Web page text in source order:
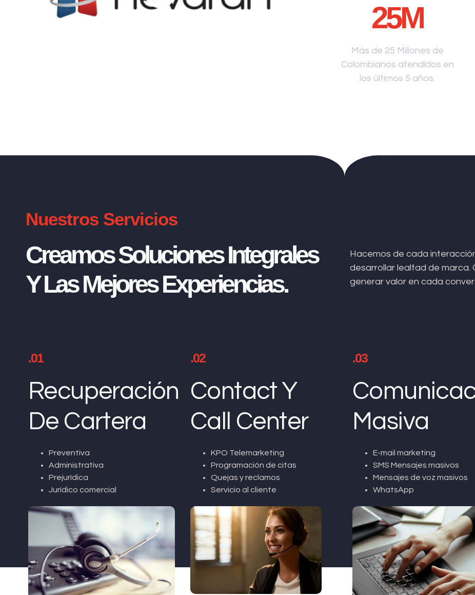
25M
Más de 25 Millones de
Colombianos atendidos en
los últimos 5 años.
Nuestros Servicios
Creamos Soluciones Integrales
Y Las Mejores Experiencias.
Hacemos de cada
desarrollar lealtad de marca.
generar valor en cada
.01
Recuperación
De Cartera
Preventiva
Administrativa
Prejurídica
Jurídico comercial
.02
Contact Y
Call Center
KPO Telemarketing
Programación de citas
Quejas y reclamos
Servicio al cliente
.03
Masiva
E-mail marketing
SMS Mensajes masivos
Mensajes de voz masivos
WhatsApp